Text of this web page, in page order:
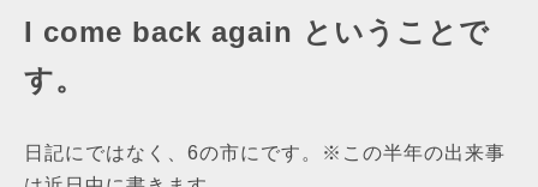
I come back again ということで
す。
日記にではなく、6の市にです。※この半年の出来事